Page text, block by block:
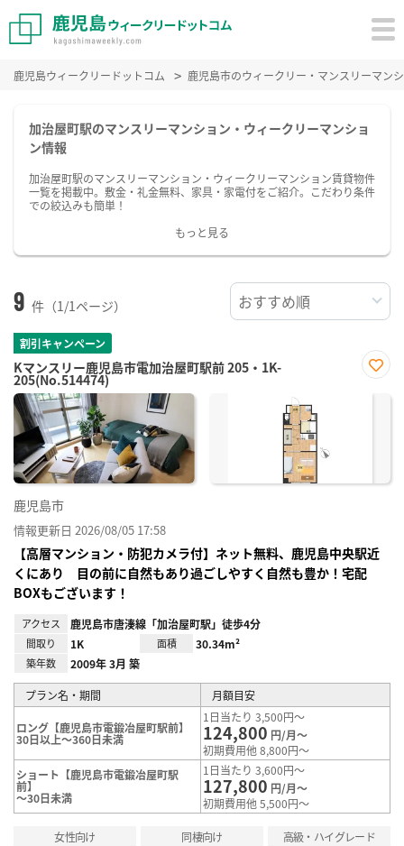
鹿児島ウィークリードットコム 鹿児島市のウィークリー・マンスリーマン
加治屋町駅のマンスリーマンション・ウィークリーマンショ
ン情報
加治屋町駅のマンスリーマンション・ウィークリーマンション賃貸物件
一覧を掲載中。敷金・礼金無料、家具・家電付をご紹介。こだわり条件
での絞込みも簡単！
もっと見る
9 件（1/1ページ）
割引キャンペーン
Kマンスリー鹿児島市電加治屋町駅前 205・1K-
205(No.514474)
に入
鹿児島市
情報更新日 2026/08/05 17:58
【高層マンション・防犯カメラ付】ネット無料、鹿児島中央駅近
くにあり 目の前に自然もあり過ごしやすく自然も豊か！宅配
BOXもございます！
アクセス 鹿児島市唐湊線「加治屋町駅」徒歩4分
間取り 1K 面積 30.34m²
築年数 2009年 3月 築
プラン名・期間 月額目安
ロング【鹿児島市電鍛冶屋町駅前】
30日以上～360日未満
1日当たり 3,500円～
124,800 円/月～
初期費用他 8,800円～
ショート【鹿児島市電鍛冶屋町駅
前】
～30日未満
1日当たり 3,600円～
127,800 円/月～
初期費用他 5,500円～
女性向け 同棲向け
高級・ハイグレード